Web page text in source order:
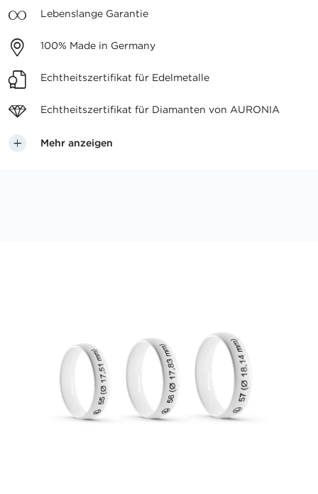
Lebenslange Garantie
100% Made in Germany
Echtheitszertifikat für Edelmetalle
Echtheitszertifikat für Diamanten von AURONIA
Mehr anzeigen